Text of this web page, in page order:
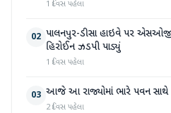
1 દિવસ પહેલા
02 પાલનપુર-ડીસા હાઇવે પર એસઓજી
હિરોઈન ઝડપી પાડ્યું
1 દિવસ પહેલા
03 આજે આ રાજ્યોમાં ભારે પવન સાથે
2 દિવસ પહેલા